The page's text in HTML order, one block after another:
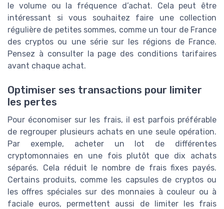
le volume ou la fréquence d’achat. Cela peut être
intéressant si vous souhaitez faire une collection
régulière de petites sommes, comme un tour de France
des cryptos ou une série sur les régions de France.
Pensez à consulter la page des conditions tarifaires
avant chaque achat.
Optimiser ses transactions pour limiter
les pertes
Pour économiser sur les frais, il est parfois préférable
de regrouper plusieurs achats en une seule opération.
Par exemple, acheter un lot de différentes
cryptomonnaies en une fois plutôt que dix achats
séparés. Cela réduit le nombre de frais fixes payés.
Certains produits, comme les capsules de cryptos ou
les offres spéciales sur des monnaies à couleur ou à
faciale euros, permettent aussi de limiter les frais